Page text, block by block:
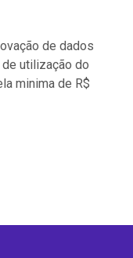
de dados
utilização do
minima de R$